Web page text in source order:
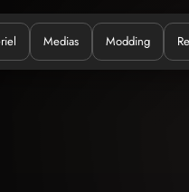
Medias Modding